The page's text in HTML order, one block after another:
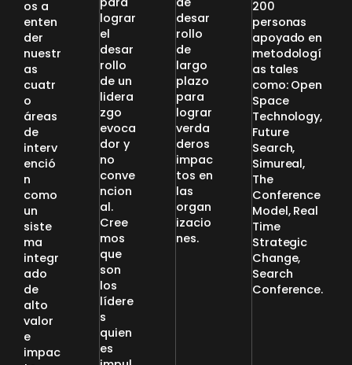
os a
enten
der
nuestr
as
cuatr
o
áreas
de
interv
enció
n
como
un
siste
ma
integr
ado
de
alto
valor
e
impac
lograr
el
desar
rollo
de un
lidera
zgo
evoca
dor y
no
conve
ncion
al.
Cree
mos
que
son
los
lídere
s
quien
es
desar
rollo
de
largo
plazo
para
lograr
verda
deros
impac
tos en
las
organ
izacio
nes.
200
personas
apoyado en
metodologí
as tales
como: Open
Space
Technology,
Future
Search,
Simureal,
The
Conference
Model, Real
Time
Strategic
Change,
Search
Conference.